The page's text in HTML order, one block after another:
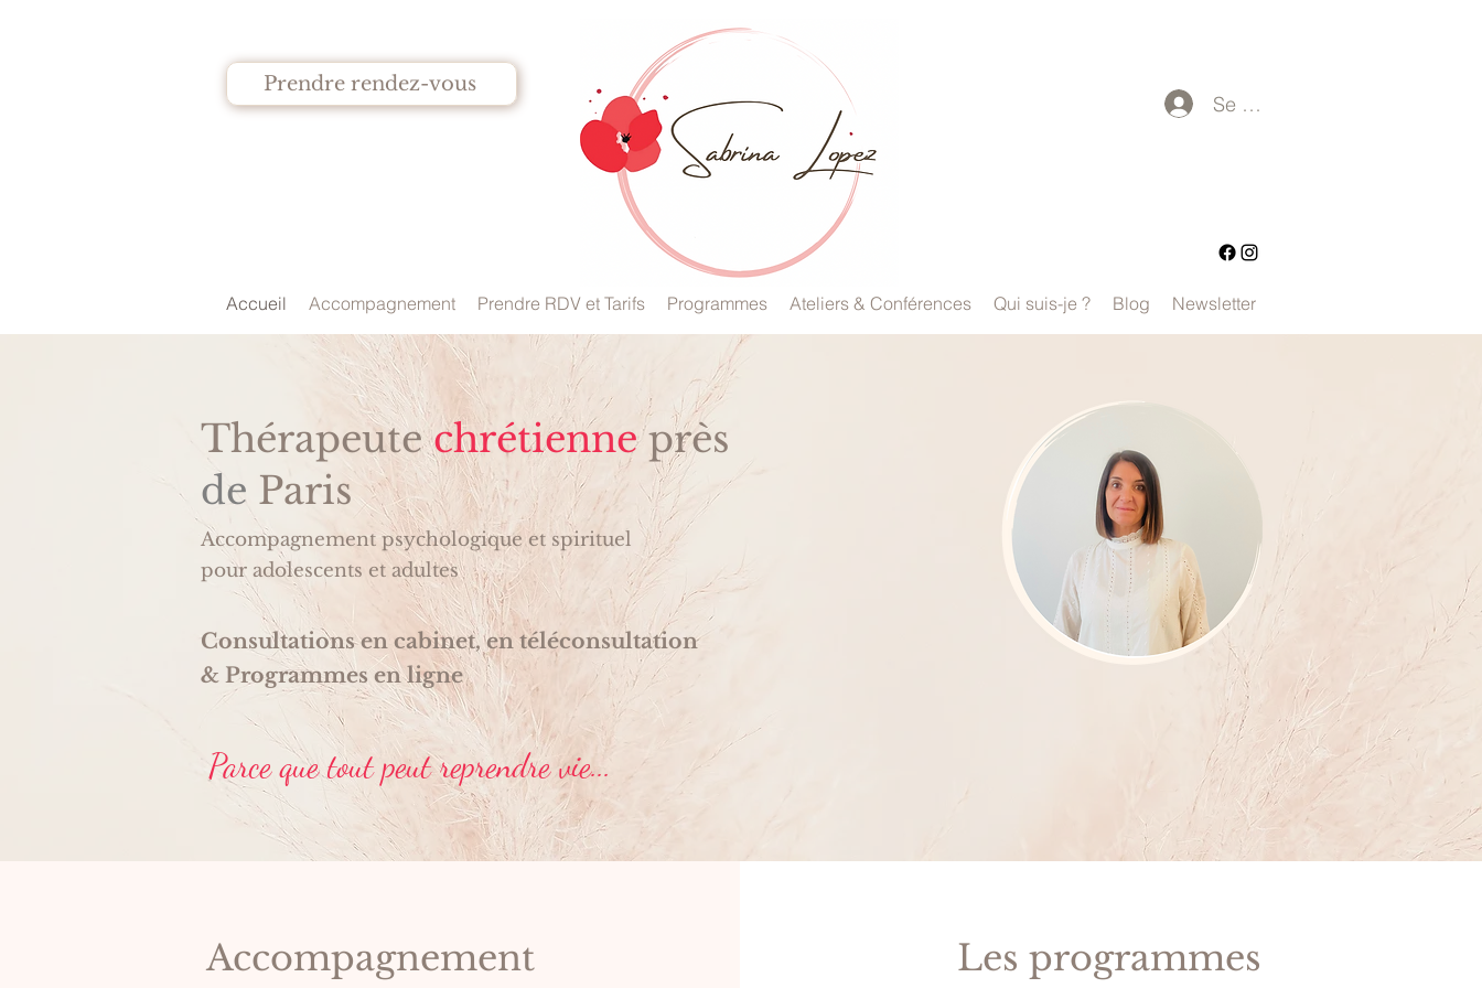
Prendre rendez-vous
Se connecter
Accueil Accompagnement Prendre RDV et Tarifs Programmes Ateliers & Conférences Qui suis-je ? Blog Newsletter
Thérapeutechrétienneprès
de Paris
Accompagnement psychologique et spirituel
pour adolescents et adultes
Consultations en cabinet, en téléconsultation
& Programmes en ligne
Parce que tout peut reprendre vie...
Accompagnement
Les programmes